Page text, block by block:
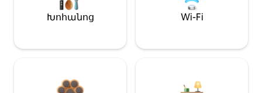
Խոհանոց Wi-Fi